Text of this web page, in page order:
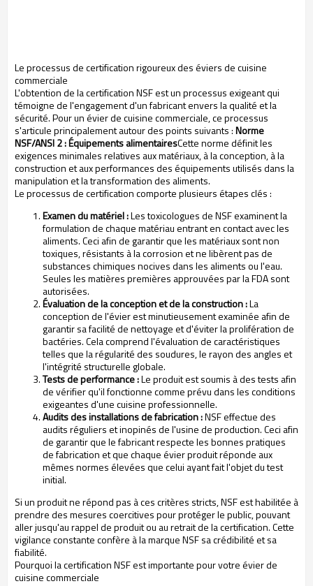
Le processus de certification rigoureux des éviers de cuisine
commerciale
L'obtention de la certification NSF est un processus exigeant qui
témoigne de l'engagement d'un fabricant envers la qualité et la
sécurité. Pour un évier de cuisine commerciale, ce processus
s'articule principalement autour des points suivants :Norme
NSF/ANSI 2 : Équipements alimentairesCette norme définit les
exigences minimales relatives aux matériaux, à la conception, à la
construction et aux performances des équipements utilisés dans la
manipulation et la transformation des aliments.
Le processus de certification comporte plusieurs étapes clés :
Examen du matériel :Les toxicologues de NSF examinent la
formulation de chaque matériau entrant en contact avec les
aliments. Ceci afin de garantir que les matériaux sont non
toxiques, résistants à la corrosion et ne libèrent pas de
substances chimiques nocives dans les aliments ou l'eau.
Seules les matières premières approuvées par la FDA sont
autorisées.
Évaluation de la conception et de la construction :La
conception de l'évier est minutieusement examinée afin de
garantir sa facilité de nettoyage et d'éviter la prolifération de
bactéries. Cela comprend l'évaluation de caractéristiques
telles que la régularité des soudures, le rayon des angles et
l'intégrité structurelle globale.
Tests de performance :Le produit est soumis à des tests afin
de vérifier qu'il fonctionne comme prévu dans les conditions
exigeantes d'une cuisine professionnelle.
Audits des installations de fabrication :NSF effectue des
audits réguliers et inopinés de l'usine de production. Ceci afin
de garantir que le fabricant respecte les bonnes pratiques
de fabrication et que chaque évier produit réponde aux
mêmes normes élevées que celui ayant fait l'objet du test
initial.
Si un produit ne répond pas à ces critères stricts, NSF est habilitée à
prendre des mesures coercitives pour protéger le public, pouvant
aller jusqu'au rappel de produit ou au retrait de la certification. Cette
vigilance constante confère à la marque NSF sa crédibilité et sa
fiabilité.
Pourquoi la certification NSF est importante pour votre évier de
cuisine commerciale